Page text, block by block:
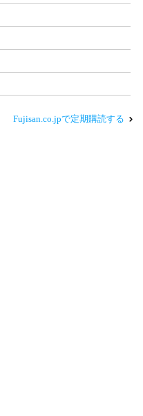
Fujisan.co.jpで定期購読する